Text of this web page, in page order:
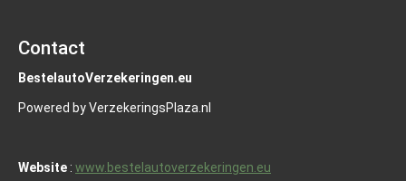
Contact
BestelautoVerzekeringen.eu
Powered by VerzekeringsPlaza.nl
Website : www.bestelautoverzekeringen.eu